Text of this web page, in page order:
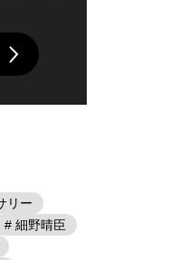
リー
# 細野晴臣